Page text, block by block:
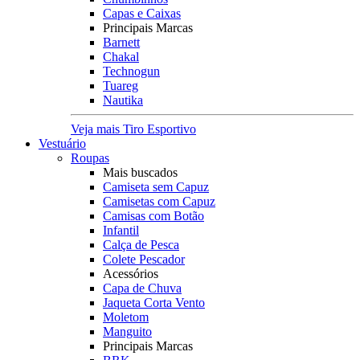
Capas e Caixas
Principais Marcas
Barnett
Chakal
Technogun
Tuareg
Nautika
Veja mais Tiro Esportivo
Vestuário
Roupas
Mais buscados
Camiseta sem Capuz
Camisetas com Capuz
Camisas com Botão
Infantil
Calça de Pesca
Colete Pescador
Acessórios
Capa de Chuva
Jaqueta Corta Vento
Moletom
Manguito
Principais Marcas